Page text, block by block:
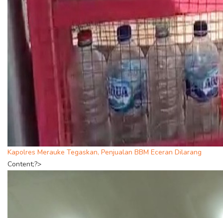
Kapolres Merauke Tegaskan, Penjualan BBM Eceran Dilarang
Content;?>